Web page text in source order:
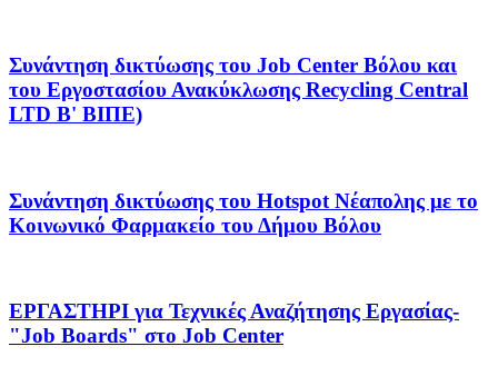
Συνάντηση δικτύωσης του Job Center Βόλου και
του Eργοστασίου Ανακύκλωσης Recycling Central
LTD Β' ΒΙΠΕ)
Συνάντηση δικτύωσης του Hotspot Νέαπολης με το
Κοινωνικό Φαρμακείο του Δήμου Βόλου
ΕΡΓΑΣΤΗΡΙ για Τεχνικές Αναζήτησης Εργασίας-
"Job Boards" στο Job Center